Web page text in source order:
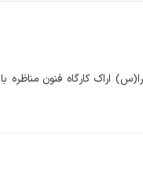
اراک کارگاه فنون مناظره با